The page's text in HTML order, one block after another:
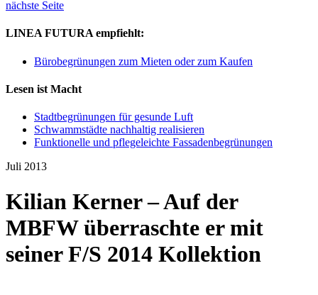
nächste Seite
LINEA FUTURA empfiehlt:
Bürobegrünungen zum Mieten oder zum Kaufen
Lesen ist Macht
Stadtbegrünungen für gesunde Luft
Schwammstädte nachhaltig realisieren
Funktionelle und pflegeleichte Fassadenbegrünungen
Juli 2013
Kilian Kerner – Auf der
MBFW überraschte er mit
seiner F/S 2014 Kollektion